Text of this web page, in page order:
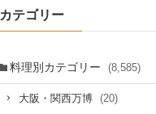
カテゴリー
料理別カテゴリー (8,585)
大阪・関西万博 (20)